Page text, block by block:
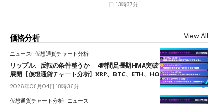
日 13時37分
価格分析 View All
ニュース 仮想通貨チャート分析
リップル、反転の条件整うか──4時間足長期HMA突破で雲下端を目指す
展開【仮想通貨チャート分析】XRP、BTC、ETH、HOME
2026年08月04日 18時36分
仮想通貨チャート分析 ニュース